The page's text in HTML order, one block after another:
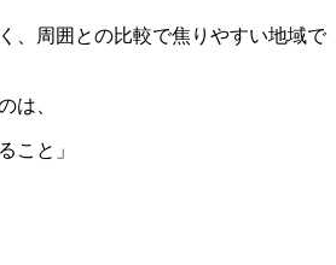
、周囲との比較で焦りやすい地域で
は、
こと」